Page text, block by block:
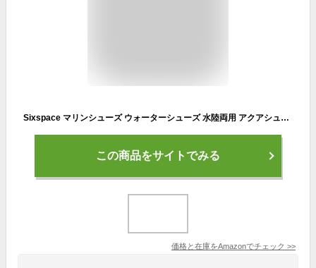
Sixspace マリンシューズ ウォーターシューズ 水陸両用 アクアシューズ シュノーケリング ビーチシューズ 軽量 通気 ヨガ サーフィン 男女兼用 黒 26.5cm
この商品をサイトでみる
価格と在庫をAmazonでチェック >>